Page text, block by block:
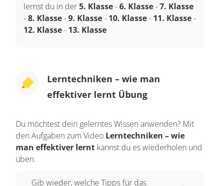
lernst du in der5. Klasse-6. Klasse-7. Klasse
-8. Klasse-9. Klasse- 10. Klasse- 11. Klasse-
12. Klasse- 13. Klasse
Lerntechniken – wie man
effektiver lernt Übung
Du möchtest dein gelerntes Wissen anwenden? Mit
den Aufgaben zum Video Lerntechniken – wie
man effektiver lernt kannst du es wiederholen und
üben.
Gib wieder, welche Tipps für das